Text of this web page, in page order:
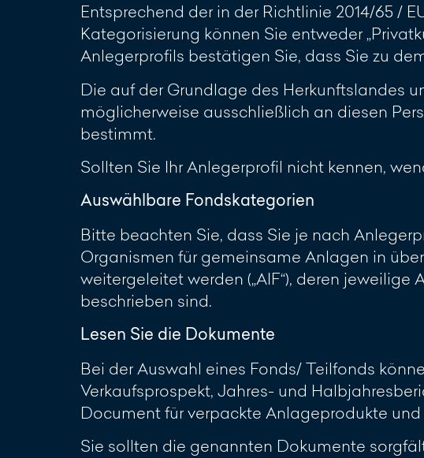
Entsprechend der in der Richtlinie 2014/65 /
Kategorisierung können Sie entweder
Anlegerprofils bestätigen Sie, dass Sie zu
Die auf der Grundlage des Herkunftslandes
möglicherweise ausschließlich an diesen
bestimmt.
Sollten Sie Ihr Anlegerprofil nicht kennen,
Auswählbare Fondskategorien
Bitte beachten Sie, dass Sie je nach
Organismen für gemeinsame Anlagen in
weitergeleitet werden („AIF“), deren
beschrieben sind.
Lesen Sie die Dokumente
Bei der Auswahl eines Fonds/ Teilfonds
Verkaufsprospekt, Jahres- und
Document für verpackte Anlageprodukte und
Sie sollten die genannten Dokumente